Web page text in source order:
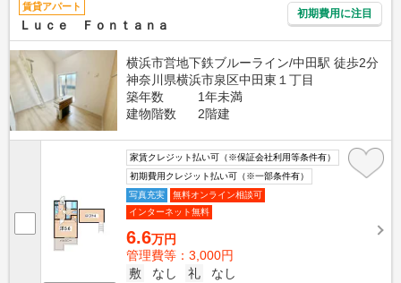
賃貸アパート
Ｌｕｃｅ Ｆｏｎｔａｎａ
初期費用に注目
横浜市営地下鉄ブルーライン/中田駅 徒歩2分
神奈川県横浜市泉区中田東１丁目
築年数
1年未満
建物階数
2階建
家賃クレジット払い可（※保証会社利用等条件有）
初期費用クレジット払い可（※一部条件有）
写真充実
無料オンライン相談可
インターネット無料
6.6万円
管理費等：3,000円
敷
なし 礼
なし